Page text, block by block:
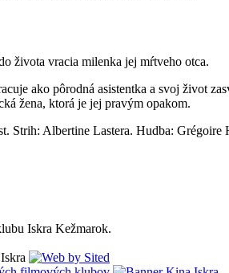
života vracia milenka jej mŕtveho otca.
ako pôrodná asistentka a svoj život
žena, ktorá je jej pravým opakom.
Strih: Albertine Lastera. Hudba:
Iskra Kežmarok.